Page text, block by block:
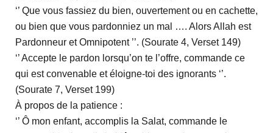
‘’ Que vous fassiez du bien, ouvertement ou en cachette,
ou bien que vous pardonniez un mal …. Alors Allah est
Pardonneur et Omnipotent ’’. (Sourate 4, Verset 149)
‘’ Accepte le pardon lorsqu’on te l’offre, commande ce
qui est convenable et éloigne-toi des ignorants ‘’.
(Sourate 7, Verset 199)
À propos de la patience :
‘’ Ô mon enfant, accomplis la Salat, commande le